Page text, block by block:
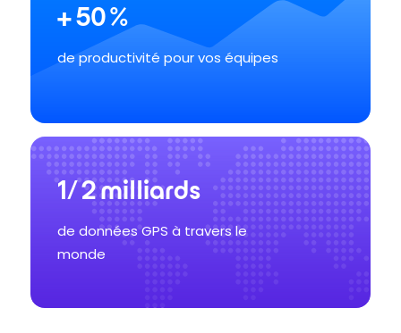
+50%
de productivité pour vos équipes
1/2milliards
de données GPS à travers le
monde